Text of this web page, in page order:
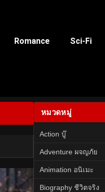
Romance Sci-Fi
หมวดหมู่
Action บู๊
Adventure ผจญภัย
Animation อนิเมะ
Biography ชีวิตจริง